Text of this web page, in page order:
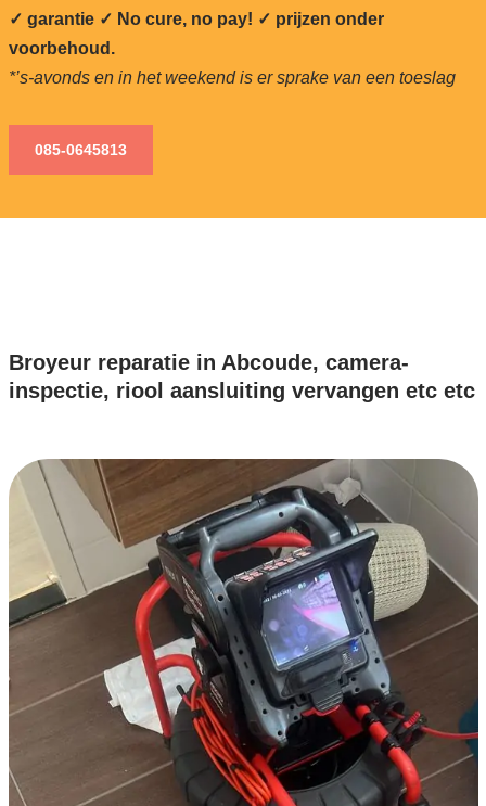
✓ garantie ✓ No cure, no pay! ✓ prijzen onder
voorbehoud.
*’s-avonds en in het weekend is er sprake van een toeslag
085-0645813
Broyeur reparatie in Abcoude, camera-
inspectie, riool aansluiting vervangen etc etc